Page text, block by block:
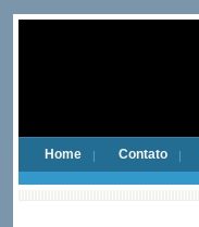
Home Contato